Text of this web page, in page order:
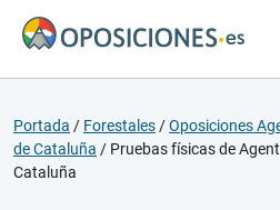
Portada / Forestales /Oposiciones
de Cataluña / Pruebas físicas de
Cataluña